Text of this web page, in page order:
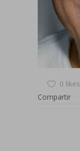
0 likes
Compartir